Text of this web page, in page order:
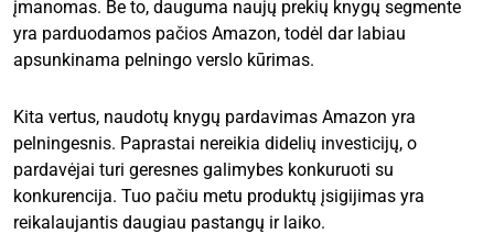
įmanomas. Be to, dauguma naujų prekių knygų segmente
yra parduodamos pačios Amazon, todėl dar labiau
apsunkinama pelningo verslo kūrimas.
Kita vertus, naudotų knygų pardavimas Amazon yra
pelningesnis. Paprastai nereikia didelių investicijų, o
pardavėjai turi geresnes galimybes konkuruoti su
konkurencija. Tuo pačiu metu produktų įsigijimas yra
reikalaujantis daugiau pastangų ir laiko.